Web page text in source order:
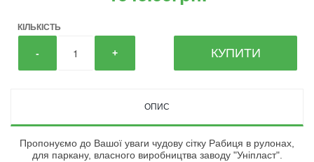
КІЛЬКІСТЬ
- + КУПИТИ
ОПИС
Пропонуємо до Вашої уваги чудову сітку Рабиця в рулонах,
для паркану, власного виробництва заводу "Уніпласт".